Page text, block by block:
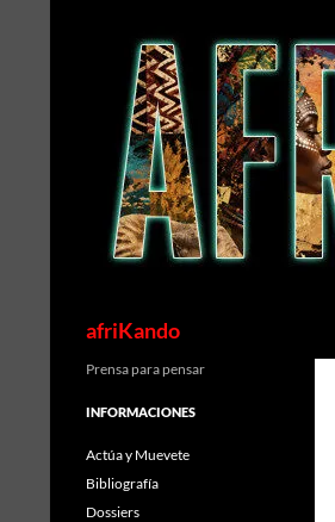
afriKando
Prensa para pensar
INFORMACIONES
Actúa y Muevete
Bibliografía
Dossiers